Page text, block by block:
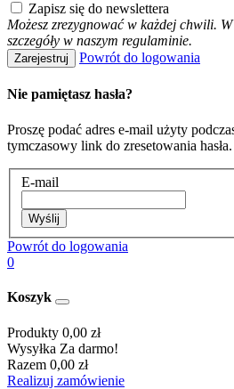
Zapisz się do newslettera
Możesz zrezygnować w każdej chwili.
szczegóły w naszym regulaminie.
Zarejestruj Powrót do logowania
Nie pamiętasz hasła?
Proszę podać adres e-mail użyty
tymczasowy link do zresetowania hasła.
E-mail
Wyślij
Powrót do logowania
0
Koszyk
Produkty 0,00 zł
Wysyłka Za darmo!
Razem 0,00 zł
Realizuj zamówienie